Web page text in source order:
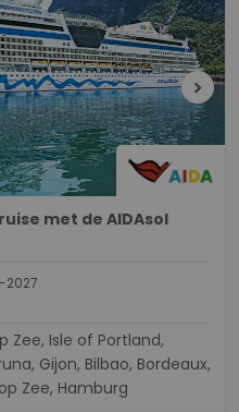
chevron_right
met de AIDAsol
Gijon, Bilbao, Bordeaux,
Zee, Hamburg